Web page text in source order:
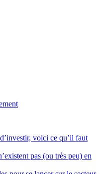
voici ce qu’il faut
pas (ou très peu) en